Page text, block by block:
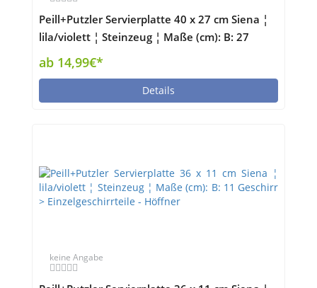
Peill+Putzler Servierplatte 40 x 27 cm Siena ¦
lila/violett ¦ Steinzeug ¦ Maße (cm): B: 27
Geschirr > Einzelgeschirrteile - Höffner
ab 14,99€*
Details
keine Angabe